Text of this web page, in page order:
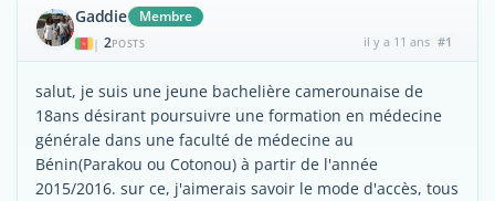
Gaddie Membre
| 2POSTS il y a 11 ans #1
salut, je suis une jeune bachelière camerounaise de
18ans désirant poursuivre une formation en médecine
générale dans une faculté de médecine au
Bénin(Parakou ou Cotonou) à partir de l'année
2015/2016. sur ce, j'aimerais savoir le mode d'accès, tous